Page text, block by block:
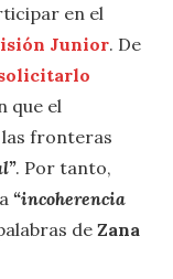
en el
Junior. De
que el
fronteras
. Por tanto,
“incoherencia
de Zana